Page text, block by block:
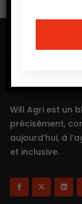
Will Agri est un
précisément,
aujourd’hui, à
et inclusive.